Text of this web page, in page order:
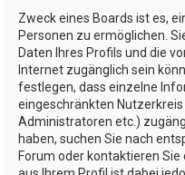
Zweck eines Boards ist es,
Personen zu ermöglichen.
Daten Ihres Profils und die
Internet zugänglich sein
festlegen, dass einzelne
eingeschränkten
Administratoren etc.)
haben, suchen Sie nach
Forum oder kontaktieren Sie